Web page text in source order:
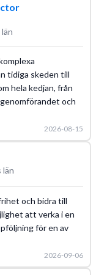
tidiga skeden till
hela kedjan, från
och
2026-08-15
län
och bidra till
att verka i en
för en av
2026-09-06